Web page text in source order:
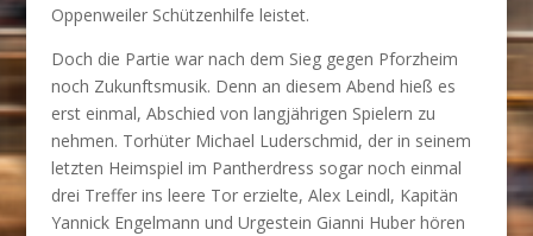
Oppenweiler Schützenhilfe leistet.
Doch die Partie war nach dem Sieg gegen Pforzheim
noch Zukunftsmusik. Denn an diesem Abend hieß es
erst einmal, Abschied von langjährigen Spielern zu
nehmen. Torhüter Michael Luderschmid, der in seinem
letzten Heimspiel im Pantherdress sogar noch einmal
drei Treffer ins leere Tor erzielte, Alex Leindl, Kapitän
Yannick Engelmann und Urgestein Gianni Huber hören